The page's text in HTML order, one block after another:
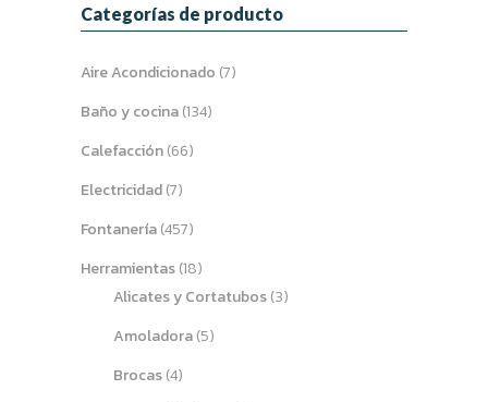
Categorías de producto
Aire Acondicionado (7)
Baño y cocina(134)
Calefacción(66)
Electricidad(7)
Fontanería(457)
Herramientas(18)
Alicates y Cortatubos(3)
Amoladora(5)
Brocas(4)